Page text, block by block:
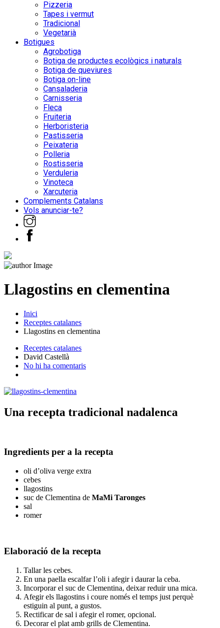
Pizzeria
Tapes i vermut
Tradicional
Vegetarià
Botigues
Agrobotiga
Botiga de productes ecològics i naturals
Botiga de queviures
Botiga on-line
Cansaladeria
Carnisseria
Fleca
Fruiteria
Herboristeria
Pastisseria
Peixateria
Polleria
Rostisseria
Verduleria
Vinoteca
Xarcuteria
Complements Catalans
Vols anunciar-te?
Llagostins en clementina
Inici
Receptes catalanes
Llagostins en clementina
Receptes catalanes
David Castellà
No hi ha comentaris
Una recepta tradicional nadalenca
Ingredients per a la recepta
oli d’oliva verge extra
cebes
llagostins
suc de Clementina de MaMi Taronges
sal
romer
Elaboració de la recepta
Tallar les cebes.
En una paella escalfar l’oli i afegir i daurar la ceba.
Incorporar el suc de Clementina, deixar reduir una mica.
Afegir els llagostins i coure només el temps just perquè
estiguin al punt, a gustos.
Rectificar de sal i afegir el romer, opcional.
Decorar el plat amb grills de Clementina.